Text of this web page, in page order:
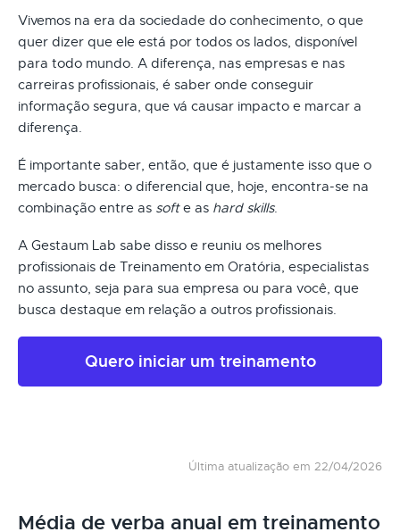
Vivemos na era da sociedade do conhecimento, o que
quer dizer que ele está por todos os lados, disponível
para todo mundo. A diferença, nas empresas e nas
carreiras profissionais, é saber onde conseguir
informação segura, que vá causar impacto e marcar a
diferença.
É importante saber, então, que é justamente isso que o
mercado busca: o diferencial que, hoje, encontra-se na
combinação entre as softe as hard skills.
A Gestaum Lab sabe disso e reuniu os melhores
profissionais de Treinamento em Oratória, especialistas
no assunto, seja para sua empresa ou para você, que
busca destaque em relação a outros profissionais.
Quero iniciar um treinamento
Última atualização em 22/04/2026
Média de verba anual em treinamento